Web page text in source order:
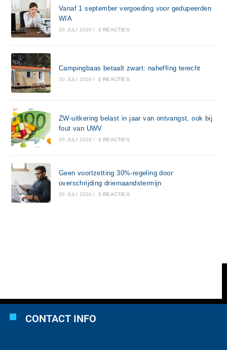
Vanaf 1 september vergoeding voor gedupeerden
WIA
30 JULI 2026 / 0 REACTIES
Campingbaas betaalt zwart: naheffing terecht
30 JULI 2026 / 0 REACTIES
ZW-uitkering belast in jaar van ontvangst, ook bij
fout van UWV
30 JULI 2026 / 0 REACTIES
Geen voortzetting 30%-regeling door
overschrijding driemaandstermijn
30 JULI 2026 / 0 REACTIES
CONTACT INFO